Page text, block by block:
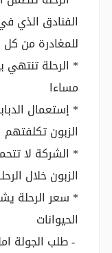
الفنادق الذي
للمغادرة من
* الرحلة تنتهي
مساءا
* إستعمال
الزبون تكلفتهم
* الشركة لا
الزبون خلال
* سعر الرحلة
الحيوانات
- طلب الجولة